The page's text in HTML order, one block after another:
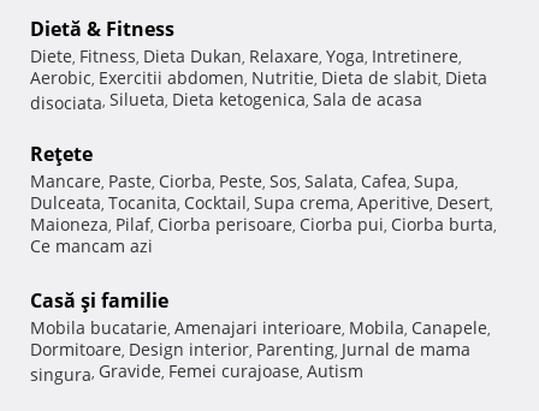
Dietă & Fitness
Diete, Fitness, Dieta Dukan, Relaxare, Yoga, Intretinere,
Aerobic, Exercitii abdomen, Nutritie, Dieta de slabit, Dieta
disociata, Silueta, Dieta ketogenica, Sala de acasa
Reţete
Mancare, Paste, Ciorba, Peste, Sos, Salata, Cafea, Supa,
Dulceata, Tocanita, Cocktail, Supa crema, Aperitive, Desert,
Maioneza, Pilaf, Ciorba perisoare, Ciorba pui, Ciorba burta,
Ce mancam azi
Casă şi familie
Mobila bucatarie, Amenajari interioare, Mobila, Canapele,
Dormitoare, Design interior, Parenting, Jurnal de mama
singura, Gravide, Femei curajoase, Autism